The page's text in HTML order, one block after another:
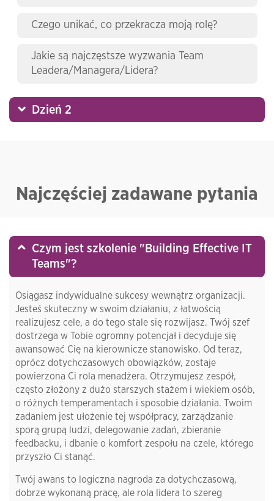
Czego unikać, co przekracza moją rolę?
Jakie są najczęstsze wyzwania Team
Leadera/Managera/Lidera?
Dzień 2
Najczęściej zadawane pytania
Czym jest szkolenie "Building Effective IT
Teams"?
Osiągasz indywidualne sukcesy wewnątrz organizacji.
Jesteś skuteczny w swoim działaniu, z łatwością
realizujesz cele, a do tego stale się rozwijasz. Twój szef
dostrzega w Tobie ogromny potencjał i decyduje się
awansować Cię na kierownicze stanowisko. Od teraz,
oprócz dotychczasowych obowiązków, zostaje
powierzona Ci rola menadżera. Otrzymujesz zespół,
często złożony z dużo starszych stażem i wiekiem osób,
o różnych temperamentach i sposobie działania. Twoim
zadaniem jest ułożenie tej współpracy, zarządzanie
sporą grupą ludzi, delegowanie zadań, zbieranie
feedbacku, i dbanie o komfort zespołu na czele, którego
przyszło Ci stanąć.
Twój awans to logiczna nagroda za dotychczasową,
dobrze wykonaną pracę, ale rola lidera to szereg